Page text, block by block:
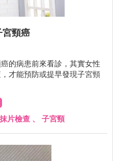
宮頸癌
的病患前來看診，其實女性
才能預防或提早發現子宮頸
片檢查 、 子宮頸